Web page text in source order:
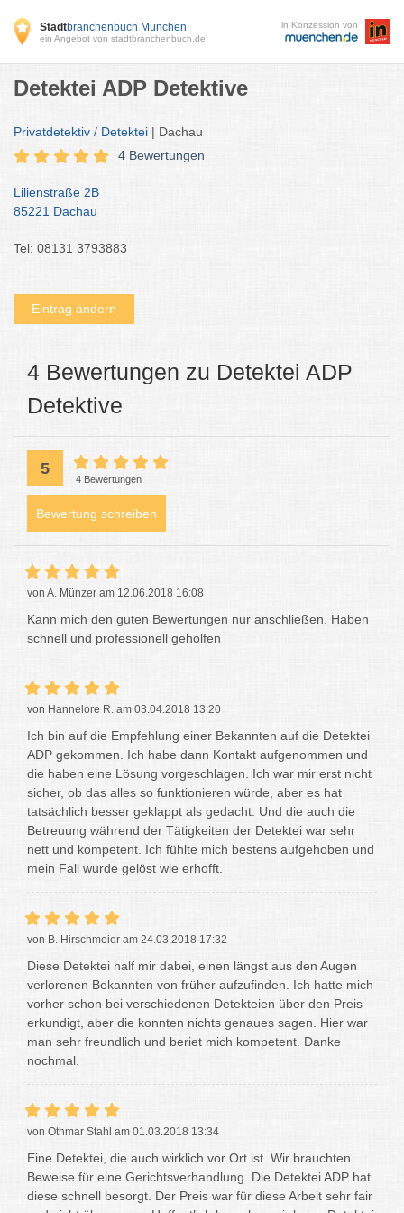
Stadtbranchenbuch München
ein Angebot von stadtbranchenbuch.de
in Konzession von
Detektei ADP Detektive
Privatdetektiv / Detektei | Dachau
4 Bewertungen
Lilienstraße 2B
85221 Dachau
Tel: 08131 3793883
Eintrag ändern
4 Bewertungen zu Detektei ADP
Detektive
5
4 Bewertungen
Bewertung schreiben
von A. Münzer am 12.06.2018 16:08
Kann mich den guten Bewertungen nur anschließen. Haben
schnell und professionell geholfen
von Hannelore R. am 03.04.2018 13:20
Ich bin auf die Empfehlung einer Bekannten auf die Detektei
ADP gekommen. Ich habe dann Kontakt aufgenommen und
die haben eine Lösung vorgeschlagen. Ich war mir erst nicht
sicher, ob das alles so funktionieren würde, aber es hat
tatsächlich besser geklappt als gedacht. Und die auch die
Betreuung während der Tätigkeiten der Detektei war sehr
nett und kompetent. Ich fühlte mich bestens aufgehoben und
mein Fall wurde gelöst wie erhofft.
von B. Hirschmeier am 24.03.2018 17:32
Diese Detektei half mir dabei, einen längst aus den Augen
verlorenen Bekannten von früher aufzufinden. Ich hatte mich
vorher schon bei verschiedenen Detekteien über den Preis
erkundigt, aber die konnten nichts genaues sagen. Hier war
man sehr freundlich und beriet mich kompetent. Danke
nochmal.
von Othmar Stahl am 01.03.2018 13:34
Eine Detektei, die auch wirklich vor Ort ist. Wir brauchten
Beweise für eine Gerichtsverhandlung. Die Detektei ADP hat
diese schnell besorgt. Der Preis war für diese Arbeit sehr fair